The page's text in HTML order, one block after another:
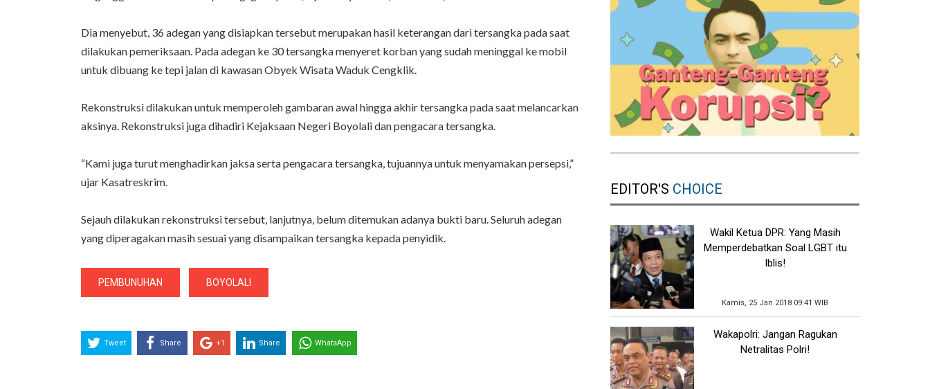
Dia menyebut, 36 adegan yang disiapkan tersebut merupakan hasil keterangan dari tersangka pada saat
dilakukan pemeriksaan. Pada adegan ke 30 tersangka menyeret korban yang sudah meninggal ke mobil
untuk dibuang ke tepi jalan di kawasan Obyek Wisata Waduk Cengklik.
Rekonstruksi dilakukan untuk memperoleh gambaran awal hingga akhir tersangka pada saat melancarkan
aksinya. Rekonstruksi juga dihadiri Kejaksaan Negeri Boyolali dan pengacara tersangka.
“Kami juga turut menghadirkan jaksa serta pengacara tersangka, tujuannya untuk menyamakan persepsi,”
ujar Kasatreskrim.
Sejauh dilakukan rekonstruksi tersebut, lanjutnya, belum ditemukan adanya bukti baru. Seluruh adegan
yang diperagakan masih sesuai yang disampaikan tersangka kepada penyidik.
PEMBUNUHAN BOYOLALI
Tweet Share +1 Share WhatsApp
EDITOR'S CHOICE
Wakil Ketua DPR: Yang Masih
Memperdebatkan Soal LGBT itu
Iblis!
Kamis, 25 Jan 2018 09:41 WIB
Wakapolri: Jangan Ragukan
Netralitas Polri!